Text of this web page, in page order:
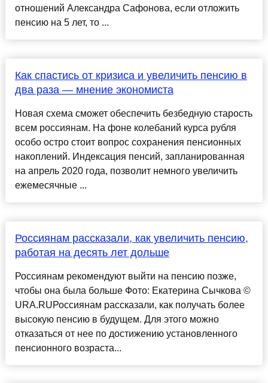
отношений Александра Сафонова, если отложить
пенсию на 5 лет, то ...
Как спастись от кризиса и увеличить пенсию в
два раза — мнение экономиста
Новая схема сможет обеспечить безбедную старость
всем россиянам. На фоне колебаний курса рубля
особо остро стоит вопрос сохранения пенсионных
накоплений. Индексация пенсий, запланированная
на апрель 2020 года, позволит немного увеличить
ежемесячные ...
Россиянам рассказали, как увеличить пенсию,
работая на десять лет дольше
Россиянам рекомендуют выйти на пенсию позже,
чтобы она была больше Фото: Екатерина Сычкова ©
URA.RUРоссиянам рассказали, как получать более
высокую пенсию в будущем. Для этого можно
отказаться от нее по достижению установленного
пенсионного возраста...